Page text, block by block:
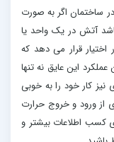
ساختمان اگر به صورت
آتش در یک واحد یا
قرار می دهد که
این عایق نه تنها
کار خود را به خوبی
از ورود و خروج حرارت
کسب اطلاعات بیشتر و